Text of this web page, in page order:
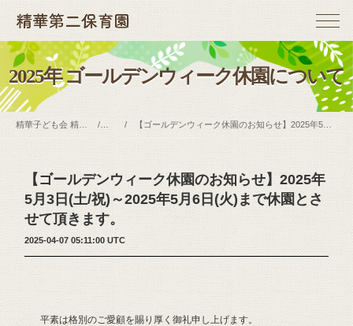
2025年 ゴールデンウィーク休園について
お知らせ【ゴールデンウィーク休園のお知らせ】2025年5月3日(土/祝)～2025年5月6日(火)まで休園とさせて頂きます。
【ゴールデンウィーク休園のお知らせ】2025年
5月3日(土/祝)～2025年5月6日(火)まで休園とさ
せて頂きます。
2025-04-07 05:11:00 UTC
平素は格別のご愛顧を賜り厚く御礼申し上げます。